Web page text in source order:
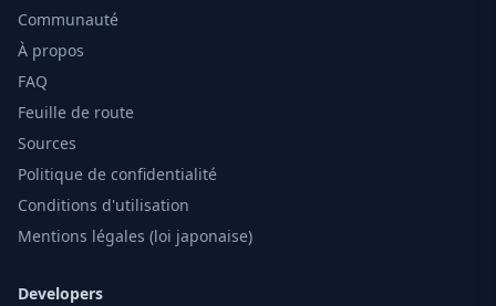
Communauté
À propos
FAQ
Feuille de route
Sources
Politique de confidentialité
Conditions d'utilisation
Mentions légales (loi japonaise)
Developers